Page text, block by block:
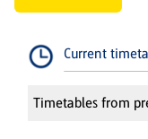
Current
Timetables from